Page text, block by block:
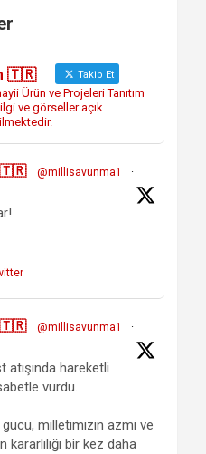
🇹🇷 Takip Et
Ürün ve Projeleri Tanıtım
ve görseller açık
🇹🇷 @millisavunma1
·
🇹🇷 @millisavunma1
·
atışında hareketli
vurdu.
milletimizin azmi ve
bir kez daha